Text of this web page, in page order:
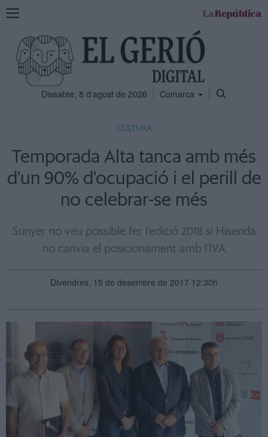
Mostra
navegació
Dissabte, 8 d'agost de 2026 Comarca
CULTURA
Temporada Alta tanca amb més
d'un 90% d'ocupació i el perill de
no celebrar-se més
Sunyer no veu possible fer l'edició 2018 si Hisenda
no canvia el posicionament amb l'IVA
Divendres, 15 de desembre de 2017 12:30h